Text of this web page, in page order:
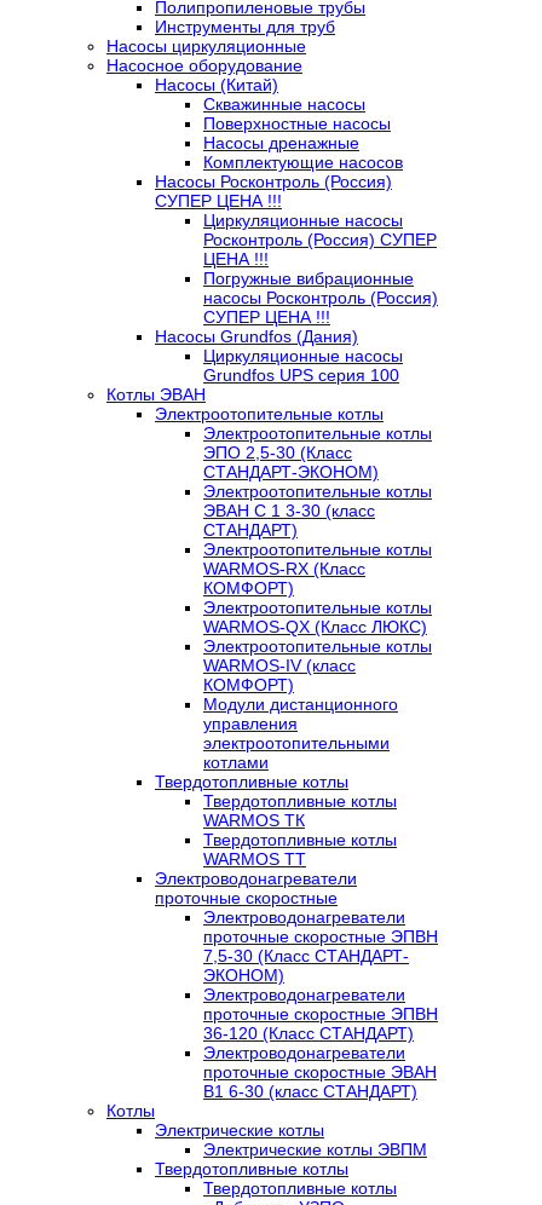
Полипропиленовые трубы
Инструменты для труб
Насосы циркуляционные
Насосное оборудование
Насосы (Китай)
Скважинные насосы
Поверхностные насосы
Насосы дренажные
Комплектующие насосов
Насосы Росконтроль (Россия)
СУПЕР ЦЕНА !!!
Циркуляционные насосы
Росконтроль (Россия) СУПЕР
ЦЕНА !!!
Погружные вибрационные
насосы Росконтроль (Россия)
СУПЕР ЦЕНА !!!
Насосы Grundfos (Дания)
Циркуляционные насосы
Grundfos UPS серия 100
Котлы ЭВАН
Электроотопительные котлы
Электроотопительные котлы
ЭПО 2,5-30 (Класс
СТАНДАРТ-ЭКОНОМ)
Электроотопительные котлы
ЭВАН С 1 3-30 (класс
СТАНДАРТ)
Электроотопительные котлы
WARMOS-RX (Класс
КОМФОРТ)
Электроотопительные котлы
WARMOS-QX (Класс ЛЮКС)
Электроотопительные котлы
WARMOS-IV (класс
КОМФОРТ)
Модули дистанционного
управления
электроотопительными
котлами
Твердотопливные котлы
Твердотопливные котлы
WARMOS TК
Твердотопливные котлы
WARMOS TT
Электроводонагреватели
проточные скоростные
Электроводонагреватели
проточные скоростные ЭПВН
7,5-30 (Класс СТАНДАРТ-
ЭКОНОМ)
Электроводонагреватели
проточные скоростные ЭПВН
36-120 (Класс СТАНДАРТ)
Электроводонагреватели
проточные скоростные ЭВАН
В1 6-30 (класс СТАНДАРТ)
Котлы
Электрические котлы
Электрические котлы ЭВПМ
Твердотопливные котлы
Твердотопливные котлы